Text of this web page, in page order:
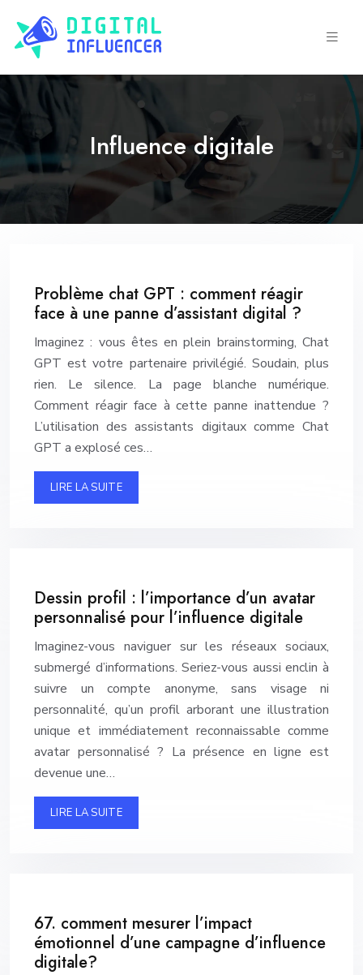
Influence digitale
Problème chat GPT : comment réagir
face à une panne d’assistant digital ?
Imaginez : vous êtes en plein brainstorming, Chat
GPT est votre partenaire privilégié. Soudain, plus
rien. Le silence. La page blanche numérique.
Comment réagir face à cette panne inattendue ?
L’utilisation des assistants digitaux comme Chat
GPT a explosé ces…
LIRE LA SUITE
Dessin profil : l’importance d’un avatar
personnalisé pour l’influence digitale
Imaginez-vous naviguer sur les réseaux sociaux,
submergé d’informations. Seriez-vous aussi enclin à
suivre un compte anonyme, sans visage ni
personnalité, qu’un profil arborant une illustration
unique et immédiatement reconnaissable comme
avatar personnalisé ? La présence en ligne est
devenue une…
LIRE LA SUITE
67. comment mesurer l’impact
émotionnel d’une campagne d’influence
digitale?